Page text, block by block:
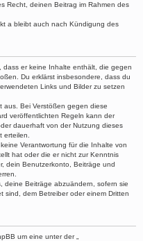
Recht, deinen Beitrag im Rahmen des
a bleibt auch nach Kündigung des
dass er keine Inhalte enthält, die gegen
Du erklärst insbesondere, dass du
Links und Bilder zu setzen
aus. Bei Verstößen gegen diese
veröffentlichten Regeln kann der
dauerhaft von der Nutzung dieses
erteilen.
Verantwortung für die Inhalte von
hat oder die er nicht zur Kenntnis
dein Benutzerkonto, Beiträge und
deine Beiträge abzuändern, sofern sie
dem Betreiber oder einem Dritten
um eine unter der „